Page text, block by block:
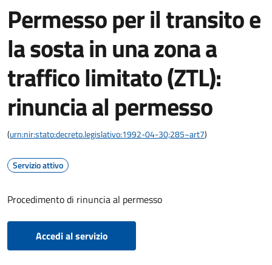
Permesso per il transito e
la sosta in una zona a
traffico limitato (ZTL):
rinuncia al permesso
(urn:nir:stato:decreto.legislativo:1992-04-30;285~art7)
Servizio attivo
Procedimento di rinuncia al permesso
Accedi al servizio